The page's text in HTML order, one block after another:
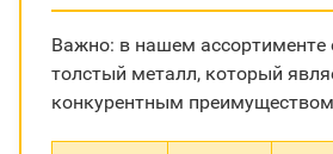
Важно: в нашем ассортименте
толстый металл, который
конкурентным